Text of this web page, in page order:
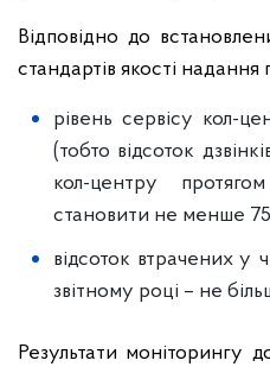
Відповідно до
стандартів якості надання
рівень сервісу кол-
(тобто відсоток
кол-центру
становити не менше
відсоток втрачених у
звітному році – не
Результати моніторингу